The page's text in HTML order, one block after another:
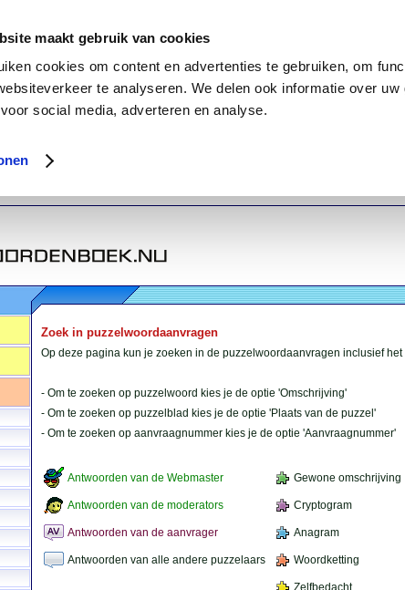
maakt gebruik van cookies
cookies om content en advertenties te gebruiken, om
te analyseren. We delen ook informatie over
social media, adverteren en analyse.
Zoek in puzzelwoordaanvragen
Op deze pagina kun je zoeken in de puzzelwoordaanvragen inclusief
- Om te zoeken op puzzelwoord kies je de optie 'Omschrijving'
- Om te zoeken op puzzelblad kies je de optie 'Plaats van de puzzel'
- Om te zoeken op aanvraagnummer kies je de optie 'Aanvraagnummer'
Antwoorden van de Webmaster Gewone omschrijving
Antwoorden van de moderators Cryptogram
Antwoorden van de aanvrager Anagram
Antwoorden van alle andere puzzelaars Woordketting
Zelfbedacht